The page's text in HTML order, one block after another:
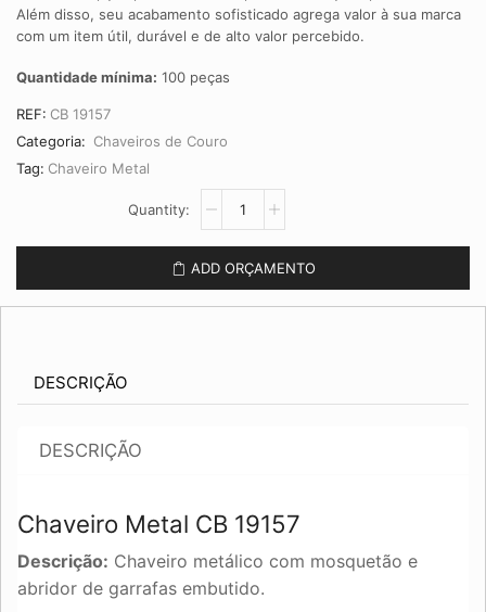
Além disso, seu acabamento sofisticado agrega valor à sua marca
com um item útil, durável e de alto valor percebido.
Quantidade mínima: 100 peças
REF: CB 19157
Categoria: Chaveiros de Couro
Tag: Chaveiro Metal
quantidade
ADD ORÇAMENTO
DESCRIÇÃO
DESCRIÇÃO
Chaveiro Metal CB 19157
Descrição: Chaveiro metálico com mosquetão e
abridor de garrafas embutido.